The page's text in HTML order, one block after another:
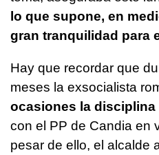
lo que supone, en
gran tranquilidad para
Hay que recordar que
meses la exsocialista
ocasiones la disciplina
con el PP de Candia en
pesar de ello, el alcalde